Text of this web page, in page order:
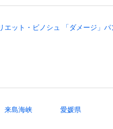
ット・ビノシュ 「ダメージ」
島海峡 愛媛県